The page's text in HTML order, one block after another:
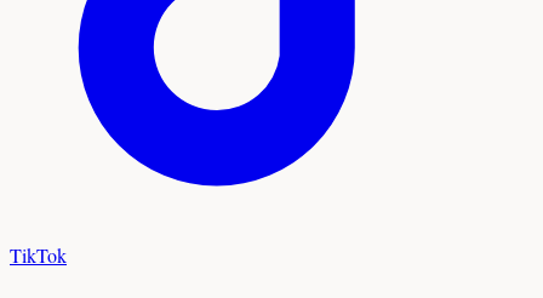
TikTok